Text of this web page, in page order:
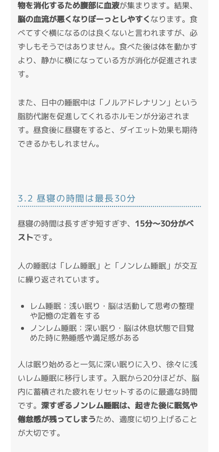
物を消化するため腹部に血液が集まります。結果、
脳の血流が悪くなりぼーっとしやすくなります。食
べてすぐ横になるのは良くないと言われますが、必
ずしもそうではありません。食べた後は体を動かす
より、静かに横になっている方が消化が促進されま
す。
また、日中の睡眠中は「ノルアドレナリン」という
脂肪代謝を促進してくれるホルモンが分泌されま
す。昼食後に昼寝をすると、ダイエット効果も期待
できるかもしれません。
3.2 昼寝の時間は最長30分
昼寝の時間は長すぎず短すぎず、 15分〜30分がベ
ストです。
人の睡眠は「レム睡眠」と「ノンレム睡眠」が交互
に繰り返されています。
レム睡眠：浅い眠り・脳は活動して思考の整理
や記憶の定着をする
ノンレム睡眠：深い眠り・脳は休息状態で目覚
めた時に熟睡感や満足感がある
人は眠り始めると一気に深い眠りに入り、徐々に浅
いレム睡眠に移行します。入眠から20分ほどが、脳
内に蓄積された疲れをリセットするのに最適な時間
です。深すぎるノンレム睡眠は、起きた後に眠気や
倦怠感が残ってしまうため、適度に切り上げること
が大切です。